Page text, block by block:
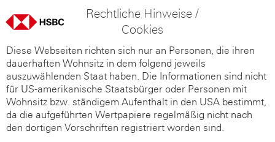
Rechtliche Hinweise /
Cookies
Diese Webseiten richten sich nur an Personen, die ihren
dauerhaften Wohnsitz in dem folgend jeweils
auszuwählenden Staat haben. Die Informationen sind nicht
für US-amerikanische Staatsbürger oder Personen mit
Wohnsitz bzw. ständigem Aufenthalt in den USA bestimmt,
da die aufgeführten Wertpapiere regelmäßig nicht nach
den dortigen Vorschriften registriert worden sind.